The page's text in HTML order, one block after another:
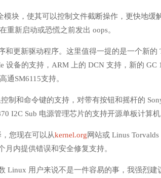
块，使其可以控制文件截断操作，更快地缓
重新启动或恐慌之前发出 oops。
和更新驱动程序。这里值得一提的是一个新
备的支持，ARM 上的 DCN 支持，新的 GC
通SM6115支持。
制和命令键的支持，对带有按钮和摇杆的
I2C Sub 电源管理芯片的支持开源单板计算机
您现在可以从kernel.org网站或 Linus Torvalds
内提供错误和安全修复支持。
Linux 用户来说不是一件容易的事，我强烈